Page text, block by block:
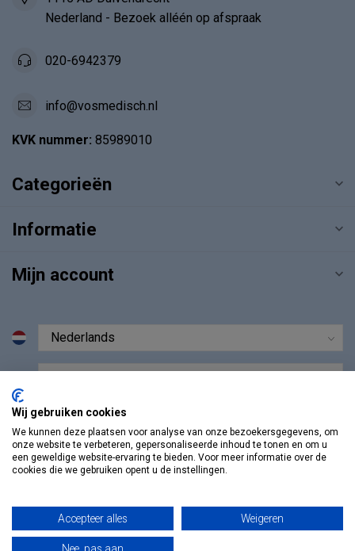
Nederland - Bezoek alléén op afspraak
020-6942379
info@vosmedisch.nl
KVK nummer: 85989010
Categorieën
Informatie
Mijn account
Wij gebruiken cookies
We kunnen deze plaatsen voor analyse van onze bezoekersgegevens, om
onze website te verbeteren, gepersonaliseerde inhoud te tonen en om u
een geweldige website-ervaring te bieden. Voor meer informatie over de
cookies die we gebruiken opent u de instellingen.
Accepteer alles Weigeren